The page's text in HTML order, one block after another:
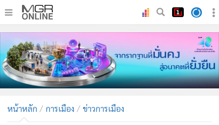
• ทันเหตุการณ์
• ภาคใต้
• ภูมิภาค
• บันเทิง
หน้าหลัก การเมือง ข่าวการเมือง